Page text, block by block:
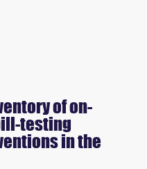
of on-
testing
in the